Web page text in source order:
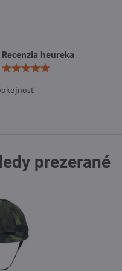
Recenzia heureka
prezerané